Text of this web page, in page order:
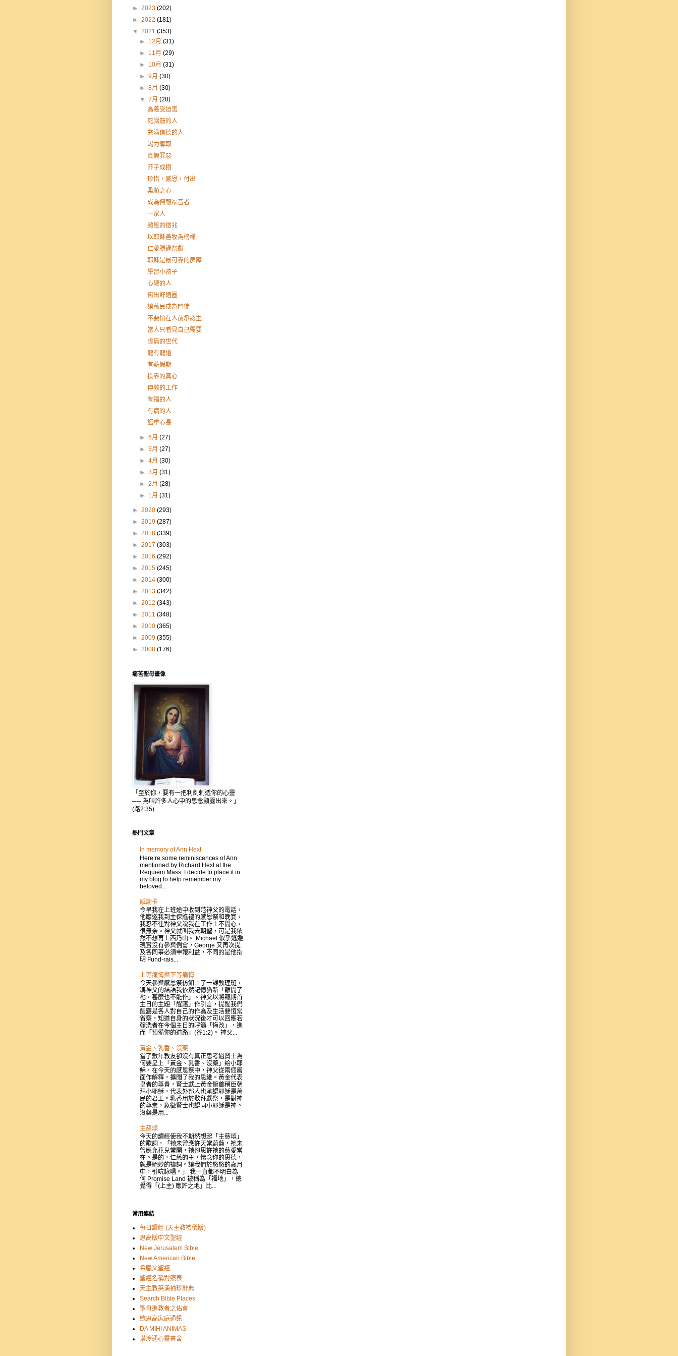
► 2023 (202)
► 2022 (181)
▼ 2021 (353)
► 12月(31)
► 11月(29)
► 10月(31)
►9月(30)
►8月(30)
▼7月(28)
為義受迫害
死腦筋的人
充滿信德的人
竭力奪取
真假罪惡
芥子成樹
珍惜，感恩，付出
柔順之心
成為傳報福音者
一家人
颱風的徵兆
以耶穌善牧為榜樣
仁愛勝過祭獻
耶穌是最可靠的屏障
學習小孩子
心硬的人
衝出舒適圈
讓萬民成為門徒
不要怕在人前承認主
當人只看見自己需要
虛無的世代
龍有龍道
有薪假期
投靠的真心
傳教的工作
有福的人
有病的人
語重心長
►6月(27)
►5月(27)
►4月(30)
►3月(31)
►2月(28)
► 1月(31)
► 2020 (293)
► 2019 (287)
► 2018 (339)
► 2017 (303)
► 2016 (292)
► 2015 (245)
► 2014 (300)
► 2013 (342)
► 2012 (343)
► 2011 (348)
► 2010 (365)
► 2009 (355)
► 2008 (176)
痛苦聖母畫像
「至於你，要有一把利劍剌透你的心靈
── 為叫許多人心中的思念顯露出來。」
(路2:35)
熱門文章
In memory of Ann Hext
Here’re some reminiscences of Ann
mentioned by Richard Hext at the
Requiem Mass. I decide to place it in
my blog to help remember my
beloved...
感謝卡
今早我在上班途中收到范神父的電話，
他應邀我到主保贍禮的感恩祭和晚宴，
我忍不往對神父說我在工作上不開心，
很無奈。神父就叫我去朝聖，可是我依
然不想再上西乃山。 Michael 似乎逃避
現實沒有參與例會，George 又再次提
及各同事必須申報利益，不同的是他指
明 Fund-rais...
上等痛悔與下等痛悔
今天參與感恩祭仿如上了一課教理班，
馮神父的結語我依然記憶猶新「離開了
祂，甚麼也不能作」。神父以將臨期首
主日的主題「醒寤」作引言，提醒我們
醒寤是各人對自己的作為及生活要恆常
省察，知道自身的狀況後才可以回應若
翰洗者在今個主日的呼籲「悔改」，進
而「預備你的道路」(谷1:2)。 神父...
黃金、乳香、沒藥
當了數年教友卻沒有真正思考過賢士為
何要呈上「黃金、乳香、沒藥」給小耶
穌，在今天的感恩祭中，神父從兩個層
面作解釋，擴闊了我的思維。黃金代表
皇者的尊貴，賢士獻上黃金俯首稱臣朝
拜小耶穌，代表外邦人也承認耶穌是萬
民的君王。乳香用於敬拜獻祭，是對神
的尊崇，象徵賢士也認同小耶穌是神。
沒藥是用...
主慈頌
今天的讀經使我不期然想起「主慈頌」
的歌詞，「祂未曾應許天常蔚藍，祂未
曾應允花兒常開，祂卻恩許祂的慈愛常
在。是的，仁慈的主，懷念你的恩德，
就是絕妙的禱詞。讓我們於悠悠的歲月
中，引吭詠唱。」 我一直都不明白為
何 Promise Land 被稱為「福地」，總
覺得「(上主) 應許之地」比...
常用連結
每日讀經 (天主教禮儀版)
思高版中文聖經
New Jerusalem Bible
New American Bible
希臘文聖經
聖經名稱對照表
天主教英漢袖珍辭典
Search Bible Places
聖母進教者之佑會
鮑思高家庭通訊
DA MIHI ANIMAS
塔冷通心靈書舍